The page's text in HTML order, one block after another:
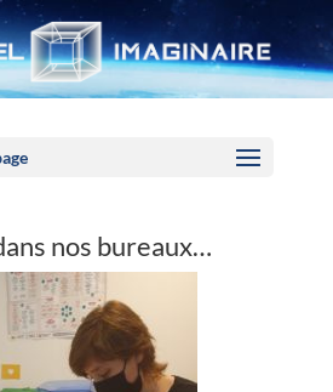
nos bureaux…